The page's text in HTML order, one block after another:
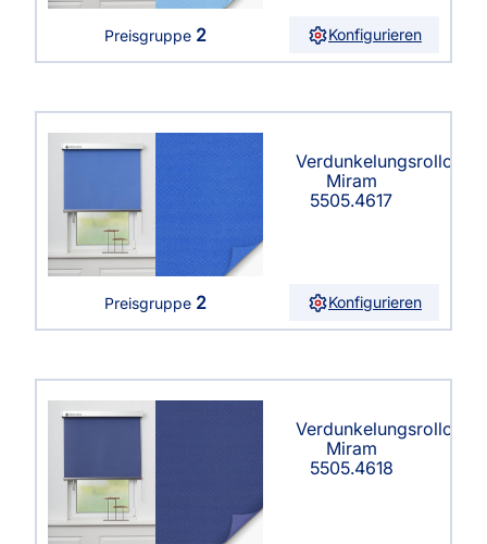
Preisgruppe 2 Konfigurieren
Verdunkelungsrollo
Miram
5505.4617
Preisgruppe 2 Konfigurieren
Verdunkelungsrollo
Miram
5505.4618